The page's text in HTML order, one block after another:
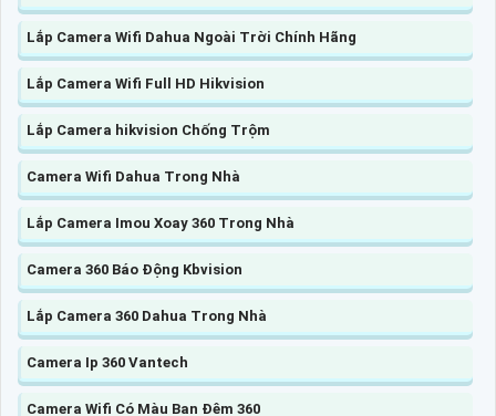
Lắp Camera Wifi Dahua Ngoài Trời Chính Hãng
Lắp Camera Wifi Full HD Hikvision
Lắp Camera hikvision Chống Trộm
Camera Wifi Dahua Trong Nhà
Lắp Camera Imou Xoay 360 Trong Nhà
Camera 360 Báo Động Kbvision
Lắp Camera 360 Dahua Trong Nhà
Camera Ip 360 Vantech
Camera Wifi Có Màu Ban Đêm 360